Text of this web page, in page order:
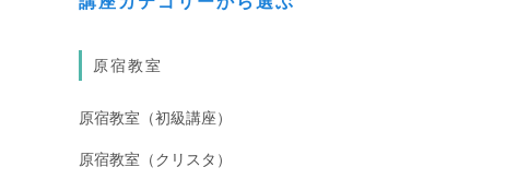
原宿教室
原宿教室（初級講座）
原宿教室（クリスタ）